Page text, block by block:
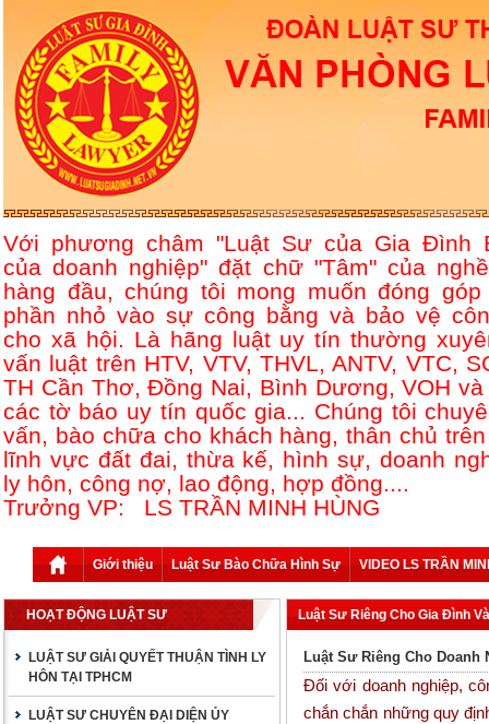
Với phương châm "Luật Sư của Gia Đình
của doanh nghiệp" đặt chữ "Tâm" của
hàng đầu, chúng tôi mong muốn đóng góp
phần nhỏ vào sự công bằng và bảo vệ
cho xã hội. Là hãng luật uy tín thường
vấn luật trên HTV, VTV, THVL, ANTV, VTC,
TH Cần Thơ, Đồng Nai, Bình Dương, VOH và
các tờ báo uy tín quốc gia... Chúng tôi
vấn, bào chữa cho khách hàng, thân chủ
lĩnh vực đất đai, thừa kế, hình sự, doanh
ly hôn, công nợ, lao động, hợp đồng....
Trưởng VP: LS TRẦN MINH HÙNG
Giới thiệu Luật Sư Bào Chữa Hình Sự VIDEO LS TRẦN
HOẠT ĐỘNG LUẬT SƯ
LUẬT SƯ GIẢI QUYẾT THUẬN TÌNH LY
HÔN TẠI TPHCM
LUẬT SƯ CHUYÊN ĐẠI DIỆN ỦY
Luật Sư Riêng Cho Gia Đình
Luật Sư Riêng Cho Doanh
Đối với doanh nghiệp,
chắn chắn những quy